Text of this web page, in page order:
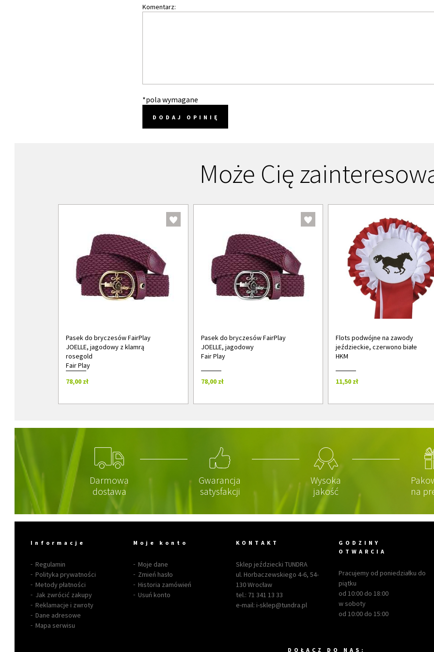
Komentarz:
*pola wymagane
DODAJ OPINIĘ
Może Cię
Pasek do bryczesów FairPlay
JOELLE, jagodowy z klamrą
rosegold
Fair Play
78,00 zł
Pasek do bryczesów FairPlay
JOELLE, jagodowy
Fair Play
78,00 zł
Flots podwójne na zawody
jeździeckie, czerwono białe
HKM
11,50 zł
Darmowa
dostawa
Gwarancja
satysfakcji
Wysoka
jakość
na
Informacje
Regulamin
Polityka prywatności
Metody płatności
Jak zwrócić zakupy
Reklamacje i zwroty
Dane adresowe
Mapa serwisu
Moje konto
Moje dane
Zmień hasło
Historia zamówień
Usuń konto
KONTAKT
Sklep jeździecki TUNDRA
ul. Horbaczewskiego 4-6, 54-
130 Wrocław
tel.: 71 341 13 33
e-mail: i-sklep@tundra.pl
GODZINY
OTWARCIA
Pracujemy od poniedziałku do
piątku
od 10:00 do 18:00
w soboty
od 10:00 do 15:00
DOŁACZ DO NAS: